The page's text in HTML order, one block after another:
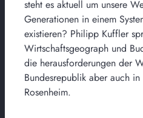
steht es aktuell um unsere
Generationen in einem
existieren? Philipp Kuffler
Wirtschaftsgeograph und
die herausforderungen der
Bundesrepublik aber auch
Rosenheim.